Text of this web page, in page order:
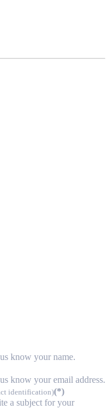
know your name.
know your email address.
identification)(*)
a subject for your